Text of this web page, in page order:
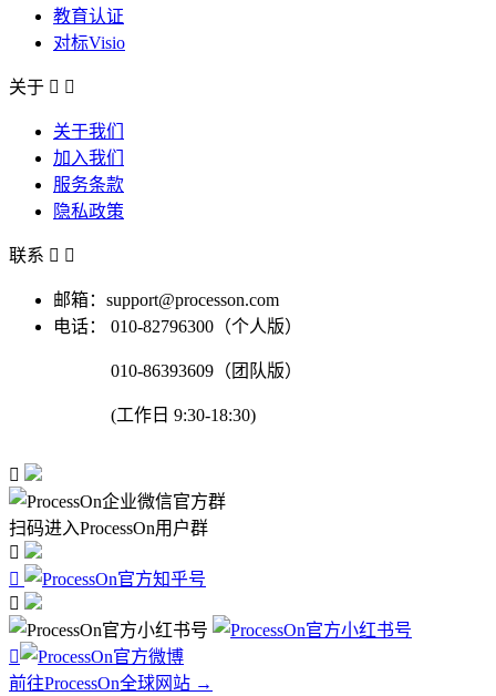
教育认证
对标Visio
关于  
关于我们
加入我们
服务条款
隐私政策
联系  
邮箱：support@processon.com
电话：
010-82796300（个人版）
010-86393609（团队版）
(工作日 9:30-18:30)

扫码进入ProcessOn用户群




前往ProcessOn全球网站 →